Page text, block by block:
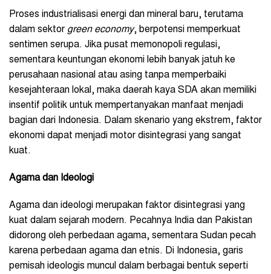
Proses industrialisasi energi dan mineral baru, terutama
dalam sektor green economy, berpotensi memperkuat
sentimen serupa. Jika pusat memonopoli regulasi,
sementara keuntungan ekonomi lebih banyak jatuh ke
perusahaan nasional atau asing tanpa memperbaiki
kesejahteraan lokal, maka daerah kaya SDA akan memiliki
insentif politik untuk mempertanyakan manfaat menjadi
bagian dari Indonesia. Dalam skenario yang ekstrem, faktor
ekonomi dapat menjadi motor disintegrasi yang sangat
kuat.
Agama dan Ideologi
Agama dan ideologi merupakan faktor disintegrasi yang
kuat dalam sejarah modern. Pecahnya India dan Pakistan
didorong oleh perbedaan agama, sementara Sudan pecah
karena perbedaan agama dan etnis. Di Indonesia, garis
pemisah ideologis muncul dalam berbagai bentuk seperti